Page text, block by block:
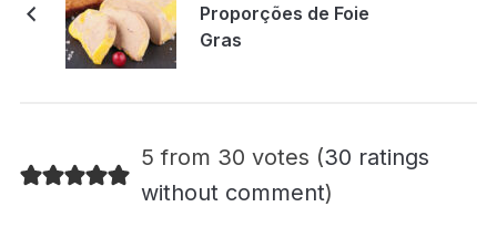
Proporções de Foie
Gras
5 from 30 votes (30 ratings
without comment)